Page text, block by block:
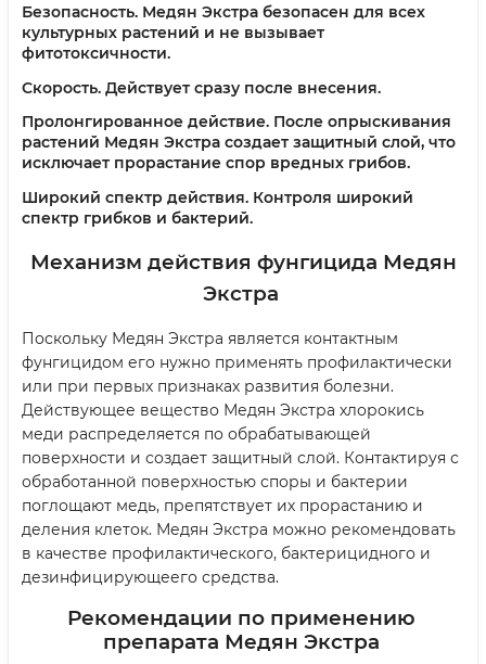
Безопасность. Медян Экстра безопасен для всех
культурных растений и не вызывает
фитотоксичности.
Скорость. Действует сразу после внесения.
Пролонгированное действие. После опрыскивания
растений Медян Экстра создает защитный слой, что
исключает прорастание спор вредных грибов.
Широкий спектр действия. Контроля широкий
спектр грибков и бактерий.
Механизм действия фунгицида Медян
Экстра
Поскольку Медян Экстра является контактным
фунгицидом его нужно применять профилактически
или при первых признаках развития болезни.
Действующее вещество Медян Экстра хлорокись
меди распределяется по обрабатывающей
поверхности и создает защитный слой. Контактируя с
обработанной поверхностью споры и бактерии
поглощают медь, препятствует их прорастанию и
деления клеток. Медян Экстра можно рекомендовать
в качестве профилактического, бактерицидного и
дезинфицирующеего средства.
Рекомендации по применению
препарата Медян Экстра